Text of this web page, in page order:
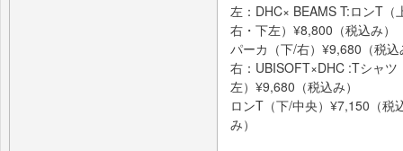
左：DHC× BEAMS T:ロンT
右・下左）¥8,800（税込み）
パーカ（下/右）¥9,680（税込
右：UBISOFT×DHC :Tシャ
左）¥9,680（税込み）
ロンT（下/中央）¥7,150（税
み）